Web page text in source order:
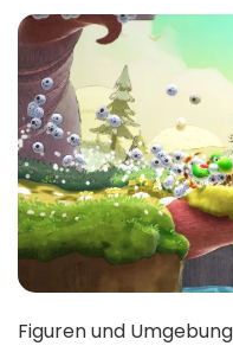
Figuren und